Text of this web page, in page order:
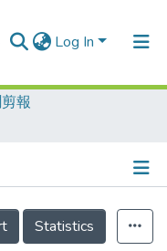
Log In
報
Statistics